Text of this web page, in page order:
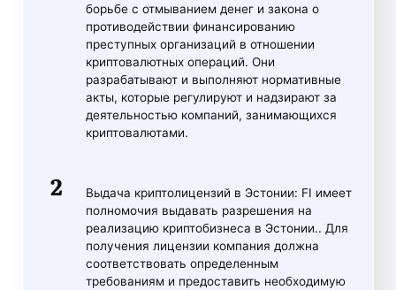
борьбе с отмыванием денег и закона о
противодействии финансированию
преступных организаций в отношении
криптовалютных операций. Они
разрабатывают и выполняют нормативные
акты, которые регулируют и надзирают за
деятельностью компаний, занимающихся
криптовалютами.
Выдача криптолицензий в Эстонии: FI имеет
полномочия выдавать разрешения на
реализацию криптобизнеса в Эстонии.. Для
получения лицензии компания должна
соответствовать определенным
требованиям и предоставить необходимую